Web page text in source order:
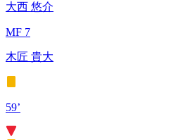
大西 悠介
MF 7
木匠 貴大
59’